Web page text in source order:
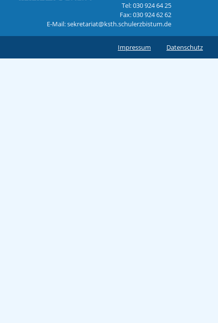
Tel: 030 924 64 25
Fax: 030 924 62 62
E-Mail: sekretariat@ksth.schulerzbistum.de
Impressum Datenschutz